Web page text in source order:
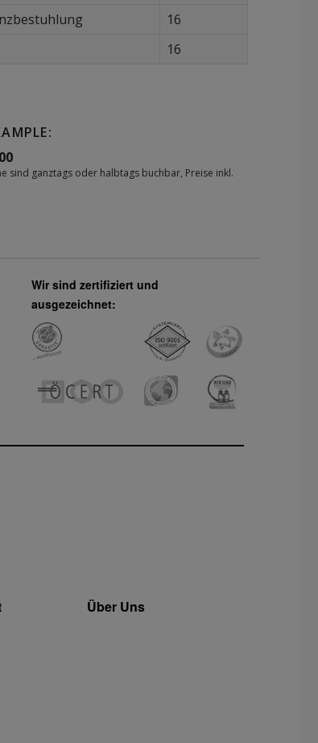
16
16
sind ganztags oder halbtags buchbar, Preise inkl.
Wir sind zertifiziert und
ausgezeichnet:
Über Uns